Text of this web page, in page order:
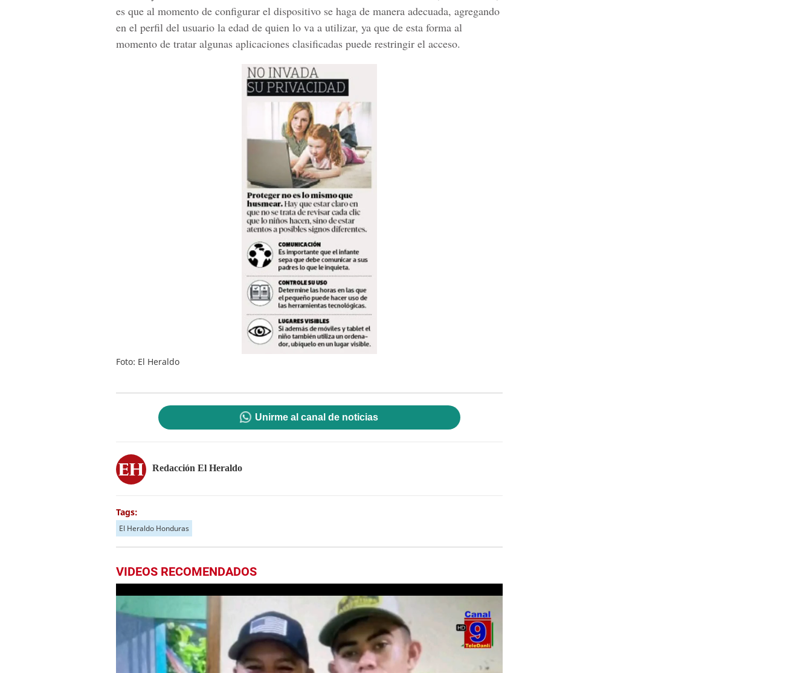
es que al momento de configurar el dispositivo se haga de manera adecuada, agregando
en el perfil del usuario la edad de quien lo va a utilizar, ya que de esta forma al
momento de tratar algunas aplicaciones clasificadas puede restringir el acceso.
Foto: El Heraldo
Unirme al canal de noticias
Redacción El Heraldo
Tags:
El Heraldo Honduras
VIDEOS RECOMENDADOS